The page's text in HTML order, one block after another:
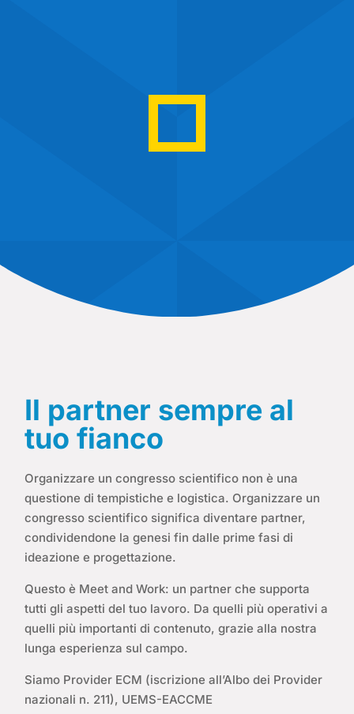
Il partner sempre al
tuo fianco
Organizzare un congresso scientifico non è una
questione di tempistiche e logistica. Organizzare un
congresso scientifico significa diventare partner,
condividendone la genesi fin dalle prime fasi di
ideazione e progettazione.
Questo è Meet and Work: un partner che supporta
tutti gli aspetti del tuo lavoro. Da quelli più operativi a
quelli più importanti di contenuto, grazie alla nostra
lunga esperienza sul campo.
Siamo Provider ECM (iscrizione all’Albo dei Provider
nazionali n. 211), UEMS-EACCME